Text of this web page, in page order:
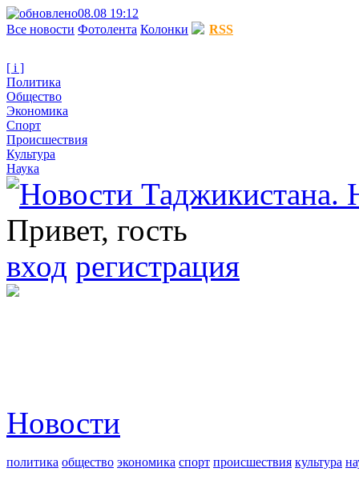
08.08 19:12
Все новости Фотолента Колонки RSS
[ i ]
Политика
Общество
Экономика
Спорт
Происшествия
Культура
Наука
Привет, гость
вход регистрация
Новости
политика общество экономика спорт происшествия культура